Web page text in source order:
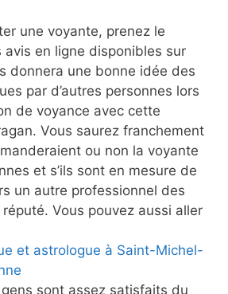
une voyante, prenez le
avis en ligne disponibles sur
donnera une bonne idée des
par d’autres personnes lors
de voyance avec cette
Vous saurez franchement
ou non la voyante
et s’ils sont en mesure de
un autre professionnel des
Vous pouvez aussi aller
et astrologue à Saint-Michel-
sont assez satisfaits du